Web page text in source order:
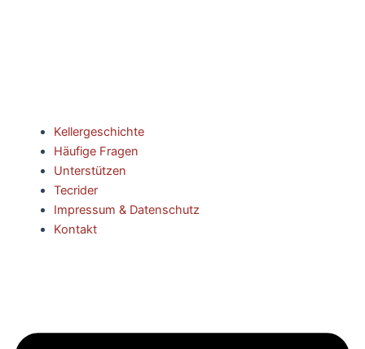
Kellergeschichte
Häufige Fragen
Unterstützen
Tecrider
Impressum & Datenschutz
Kontakt